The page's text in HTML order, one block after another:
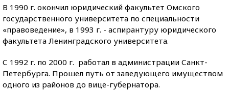
В 1990 г. окончил юридический факультет Омского
государственного университета по специальности
«правоведение», в 1993 г. - аспирантуру юридического
факультета Ленинградского университета.
С 1992 г. по 2000 г. работал в администрации Санкт-
Петербурга. Прошел путь от заведующего имуществом
одного из районов до вице-губернатора.